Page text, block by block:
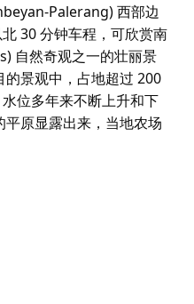
Palerang) 西部边
30 分钟车程，可欣赏南
自然奇观之一的壮丽景
景观中，占地超过 200
位多年来不断上升和下
原显露出来，当地农场
的风力发电场，自然与
的互补对比。
(Queanbeyan-Palerang)